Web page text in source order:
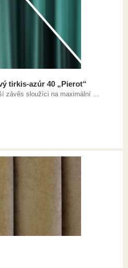
tirkis-azúr 40 „Pierot“
závěs sloužíci na maximální ...